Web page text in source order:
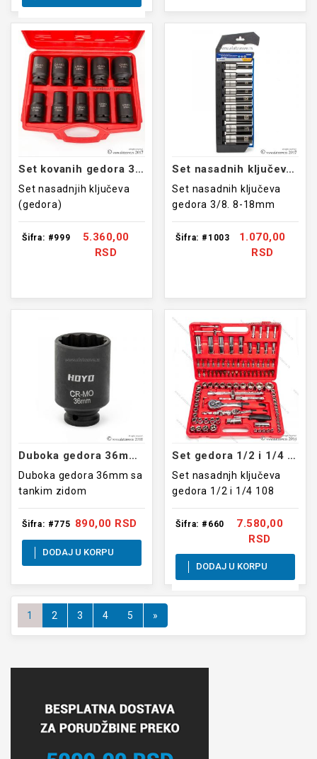
Set kovanih gedora 3/4 17-41mm 10 kom
Set nasadnjih ključeva
(gedora)
Šifra: #999
5.360,00
RSD
Set nasadnih ključeva gedora 3/8. 8-18mm
Set nasadnih ključeva
gedora 3/8. 8-18mm
Šifra: #1003
1.070,00
RSD
Duboka gedora 36mm tanak zid
Duboka gedora 36mm sa
tankim zidom
Šifra: #775 890,00 RSD
DODAJ U KORPU
Set gedora 1/2 i 1/4 108 elemenata SRUNV
Set nasadnjh ključeva
gedora 1/2 i 1/4 108
elemenata
Šifra: #660
7.580,00
RSD
DODAJ U KORPU
1 2 3 4 5 »